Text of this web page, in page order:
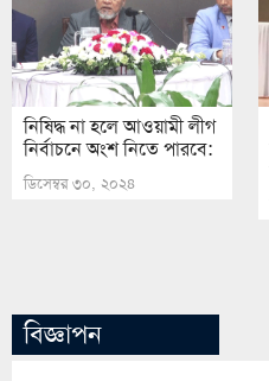
নিষিদ্ধ না হলে আওয়ামী লীগ
নির্বাচনে অংশ নিতে পারবে:
ডিসেম্বর ৩০, ২০২৪
বিজ্ঞাপন